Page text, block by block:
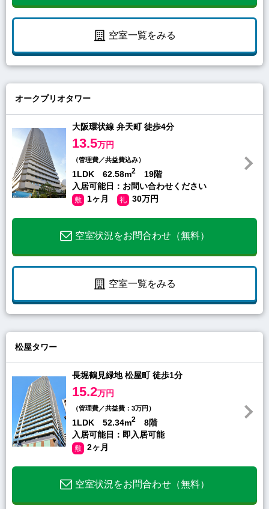
空室一覧をみる
オークプリオタワー
大阪環状線 弁天町 徒歩4分
13.5万円
（管理費／共益費込み）
1LDK 62.58m2
19階
入居可能日：お問い合わせください
敷 1ヶ月 礼 30万円
空室状況をお問合わせ（無料）
空室一覧をみる
松屋タワー
長堀鶴見緑地 松屋町 徒歩1分
15.2万円
（管理費／共益費：3万円）
1LDK 52.34m2
8階
入居可能日：即入居可能
敷 2ヶ月
空室状況をお問合わせ（無料）